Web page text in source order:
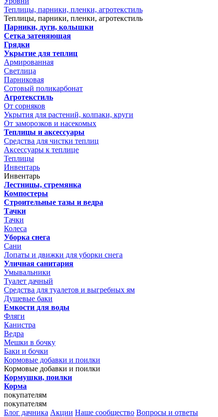
Теплицы, парники, пленки, агротекстиль
Теплицы, парники, пленки, агротекстиль
Парники, дуги, колышки
Сетка затеняющая
Грядки
Укрытие для теплиц
Армированная
Светлица
Парниковая
Сотовый поликарбонат
Агротекстиль
От сорняков
Укрытия для растений, колпаки, круги
От заморозков и насекомых
Теплицы и аксессуары
Средства для чистки теплиц
Аксессуары к теплице
Теплицы
Инвентарь
Инвентарь
Лестницы, стремянка
Компостеры
Строительные тазы и ведра
Тачки
Тачки
Колеса
Уборка снега
Сани
Лопаты и движки для уборки снега
Уличная санитария
Умывальники
Туалет дачный
Средства для туалетов и выгребных ям
Душевые баки
Емкости для воды
Фляги
Канистра
Ведра
Мешки в бочку
Баки и бочки
Кормовые добавки и поилки
Кормовые добавки и поилки
Кормушки, поилки
Корма
покупателям
покупателям
Блог дачника Акции Наше сообщество Вопросы и ответы